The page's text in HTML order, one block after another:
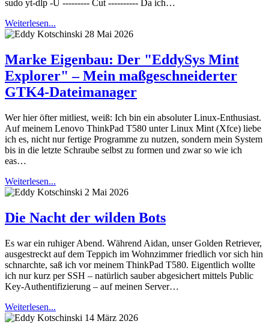
sudo yt-dlp -U --------- Cut ---------- Da ich…
Weiterlesen...
28 Mai 2026
Marke Eigenbau: Der "EddySys Mint
Explorer" – Mein maßgeschneiderter
GTK4-Dateimanager
Wer hier öfter mitliest, weiß: Ich bin ein absoluter Linux-Enthusiast.
Auf meinem Lenovo ThinkPad T580 unter Linux Mint (Xfce) liebe
ich es, nicht nur fertige Programme zu nutzen, sondern mein System
bis in die letzte Schraube selbst zu formen und zwar so wie ich
eas…
Weiterlesen...
2 Mai 2026
Die Nacht der wilden Bots
Es war ein ruhiger Abend. Während Aidan, unser Golden Retriever,
ausgestreckt auf dem Teppich im Wohnzimmer friedlich vor sich hin
schnarchte, saß ich vor meinem ThinkPad T580. Eigentlich wollte
ich nur kurz per SSH – natürlich sauber abgesichert mittels Public
Key-Authentifizierung – auf meinen Server…
Weiterlesen...
14 März 2026